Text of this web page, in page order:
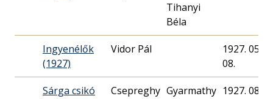
Tihanyi
Béla
Ingyenélők
(1927)
Vidor Pál
1927. 05.
08.
Sárga csikó
Csepreghy Gyarmathy 1927. 08.